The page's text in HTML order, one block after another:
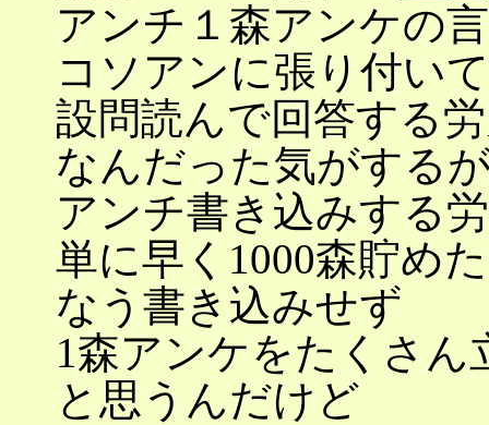
アンチ１森アンケの
コソアンに張り付い
設問読んで回答する
なんだった気がする
アンチ書き込みする
単に早く1000森貯め
なう書き込みせず
1森アンケをたくさ
と思うんだけど